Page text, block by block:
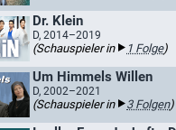
Dr. Klein
D, 2014–2019
(Schauspieler in 1 Folge)
Um Himmels Willen
D, 2002–2021
(Schauspieler in 3 Folgen)